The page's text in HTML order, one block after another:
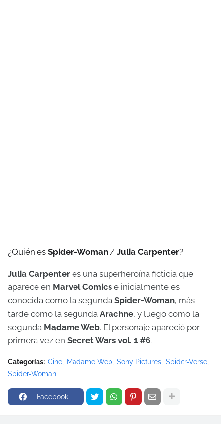
¿Quién es Spider-Woman / Julia Carpenter?
Julia Carpenter es una superheroína ficticia que
aparece en Marvel Comics e inicialmente es
conocida como la segunda Spider-Woman, más
tarde como la segunda Arachne, y luego como la
segunda Madame Web. El personaje apareció por
primera vez en Secret Wars vol. 1 #6.
Categorías: Cine Madame Web Sony Pictures Spider-Verse
Spider-Woman
Facebook